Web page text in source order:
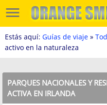
Estás aquí: Guías de viaje »
activo en la naturaleza
PARQUES NACIONALES Y
ACTIVA EN IRLANDA